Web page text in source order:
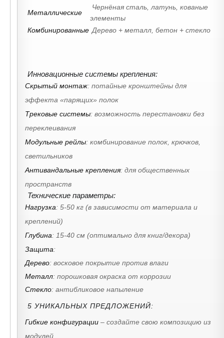
Металлические
Чернёная сталь, латунь, кованые
элементы
Комбинированные Дерево + металл, бетон + стекло
Инновационные системы крепления:
Скрытый монтаж: потайные кронштейны для
эффекта «парящих» полок
Трековые системы: возможность перестановки без
переклеивания
Модульные рейлы: комбинирование полок, крючков,
светильников
Антивандальные крепления: для общественных
пространств
Технические параметры:
Нагрузка: 5-50 кг (в зависимости от материала и
креплений)
Глубина: 15-40 см (оптимально для книг/декора)
Защита:
Дерево: восковое покрытие против влаги
Металл: порошковая окраска от коррозии
Стекло: антибликовое напыление
5 УНИКАЛЬНЫХ ПРЕДЛОЖЕНИЙ:
Гибкие конфигурации – создайте свою композицию из
модулей